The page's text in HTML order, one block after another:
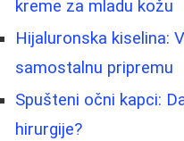
kreme za mladu kožu
Hijaluronska kiselina:
samostalnu pripremu
Spušteni očni kapci:
hirurgije?